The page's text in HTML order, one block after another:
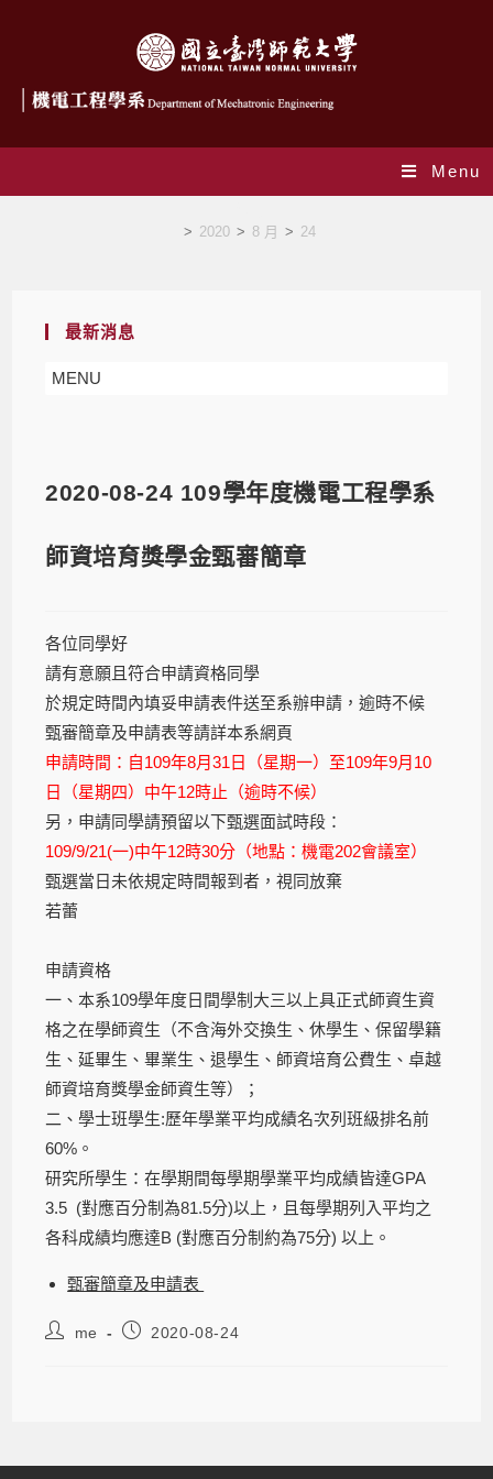
Menu
> 2020 > 8 月 > 24
最新消息
MENU
2020-08-24 109學年度機電工程學系
師資培育獎學金甄審簡章
各位同學好
請有意願且符合申請資格同學
於規定時間內填妥申請表件送至系辦申請，逾時不候
甄審簡章及申請表等請詳本系網頁
申請時間：自109年8月31日（星期一）至109年9月10
日（星期四）中午12時止（逾時不候）
另，申請同學請預留以下甄選面試時段：
109/9/21(一)中午12時30分（地點：機電202會議室）
甄選當日未依規定時間報到者，視同放棄
若蕾
申請資格
一、本系109學年度日間學制大三以上具正式師資生資
格之在學師資生（不含海外交換生、休學生、保留學籍
生、延畢生、畢業生、退學生、師資培育公費生、卓越
師資培育獎學金師資生等）；
二、學士班學生:歷年學業平均成績名次列班級排名前
60%。
研究所學生：在學期間每學期學業平均成績皆達GPA
3.5 (對應百分制為81.5分)以上，且每學期列入平均之
各科成績均應達B (對應百分制約為75分) 以上。
甄審簡章及申請表
me 2020-08-24